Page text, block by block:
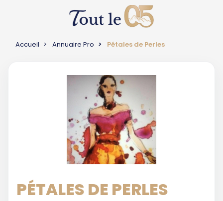
Accueil Annuaire Pro Pétales de Perles
PÉTALES DE PERLES